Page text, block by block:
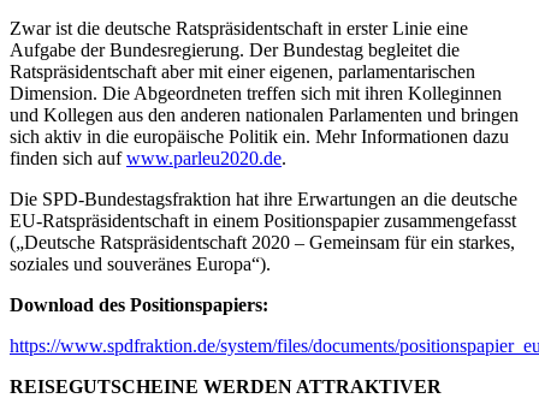
Zwar ist die deutsche Ratspräsidentschaft in erster Linie eine
Aufgabe der Bundesregierung. Der Bundestag begleitet die
Ratspräsidentschaft aber mit einer eigenen, parlamentarischen
Dimension. Die Abgeordneten treffen sich mit ihren Kolleginnen
und Kollegen aus den anderen nationalen Parlamenten und bringen
sich aktiv in die europäische Politik ein. Mehr Informationen dazu
finden sich aufwww.parleu2020.de.
Die SPD-Bundestagsfraktion hat ihre Erwartungen an die deutsche
EU-Ratspräsidentschaft in einem Positionspapier zusammengefasst
(„Deutsche Ratspräsidentschaft 2020 – Gemeinsam für ein starkes,
soziales und souveränes Europa“).
Download des Positionspapiers:
https://www.spdfraktion.de/system/files/documents/
REISEGUTSCHEINE WERDEN ATTRAKTIVER